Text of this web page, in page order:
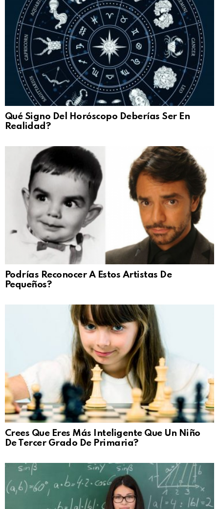
Qué Signo Del Horóscopo Deberías Ser En
Realidad?
Podrías Reconocer A Estos Artistas De
Pequeños?
Crees Que Eres Más Inteligente Que Un Niño
De Tercer Grado De Primaria?